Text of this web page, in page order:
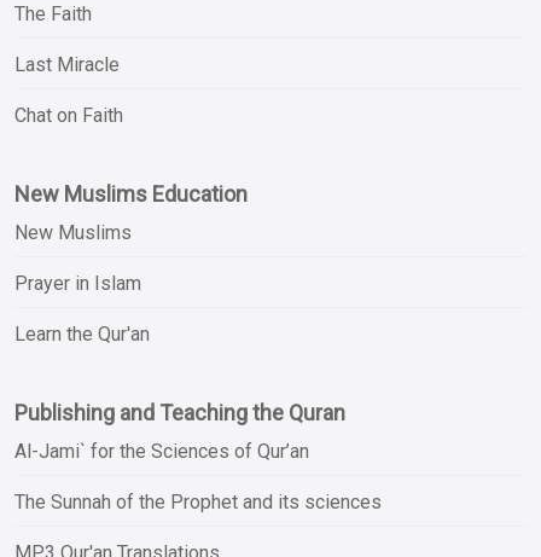
The Faith
Last Miracle
Chat on Faith
New Muslims Education
New Muslims
Prayer in Islam
Learn the Qur'an
Publishing and Teaching the Quran
Al-Jami` for the Sciences of Qur’an
The Sunnah of the Prophet and its sciences